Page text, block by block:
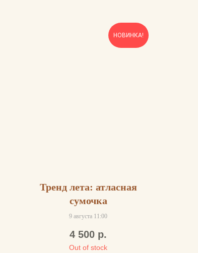
НОВИНКА!
Тренд лета: атласная
сумочка
9 августа 11:00
4 500 р.
Out of stock